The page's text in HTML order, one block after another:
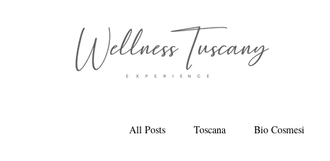
All Posts Toscana Bio Cosmesi